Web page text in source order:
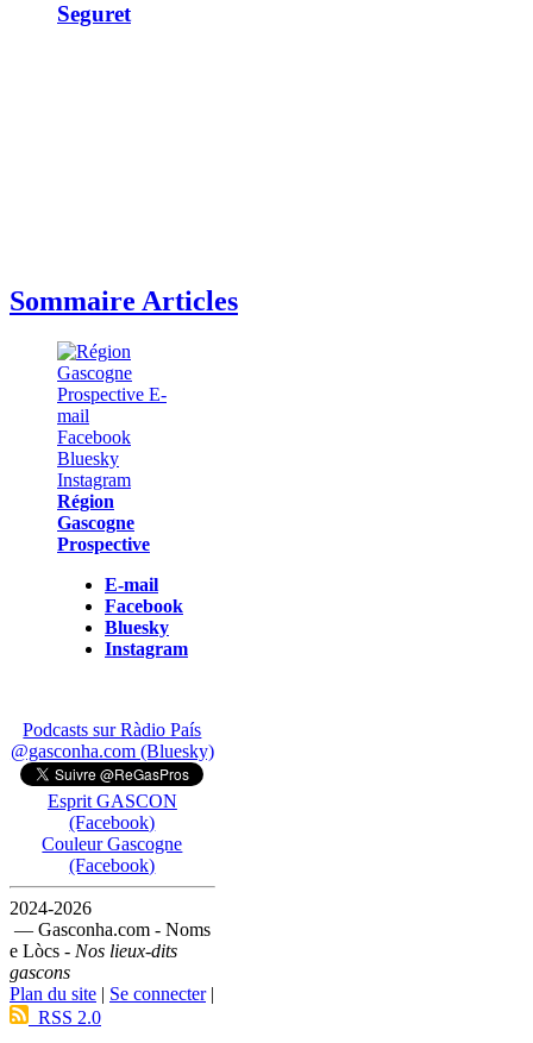
Seguret
Sommaire Articles
Région
Gascogne
Prospective
E-mail
Facebook
Bluesky
Instagram
Podcasts sur Ràdio País
@gasconha.com (Bluesky)
Esprit GASCON
(Facebook)
Couleur Gascogne
(Facebook)
2024-2026
— Gasconha.com - Noms
e Lòcs - Nos lieux-dits
gascons
Plan du site | Se connecter|
RSS 2.0